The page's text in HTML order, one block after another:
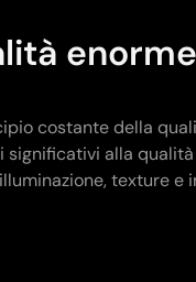
costante della
alla
texture